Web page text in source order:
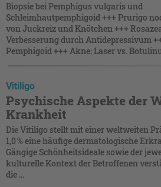
Biopsie bei Pemphigus vulgaris und
Schleimhautpemphigoid +++ Prurigo
von Juckreiz und Knötchen +++
Verbesserung durch Antidepressivum
Pemphigoid +++ Akne: Laser vs.
Vitiligo
Psychische Aspekte der
Krankheit
Die Vitiligo stellt mit einer weltweiten
1,0 % eine häufige dermatologische
Gängige Schönheitsideale sowie der
kulturelle Kontext der Betroffenen
die ...